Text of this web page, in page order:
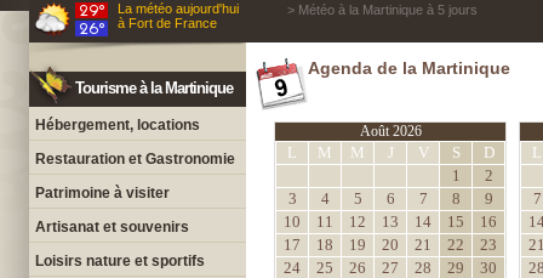
La météo aujourd'hui
à Fort de France
> Météo à la Martinique à 5 jours
Tourisme à la Martinique
Hébergement, locations
Restauration et Gastronomie
Patrimoine à visiter
Artisanat et souvenirs
Loisirs nature et sportifs
Agenda de la Martinique
Août 2026
L M M J V S
D
1
2
3
4 5 6 7 8
9
10
11 12 13 14 15
16
17
18 19 20 21 22
23
24
25 26 27 28 29
30
L
7